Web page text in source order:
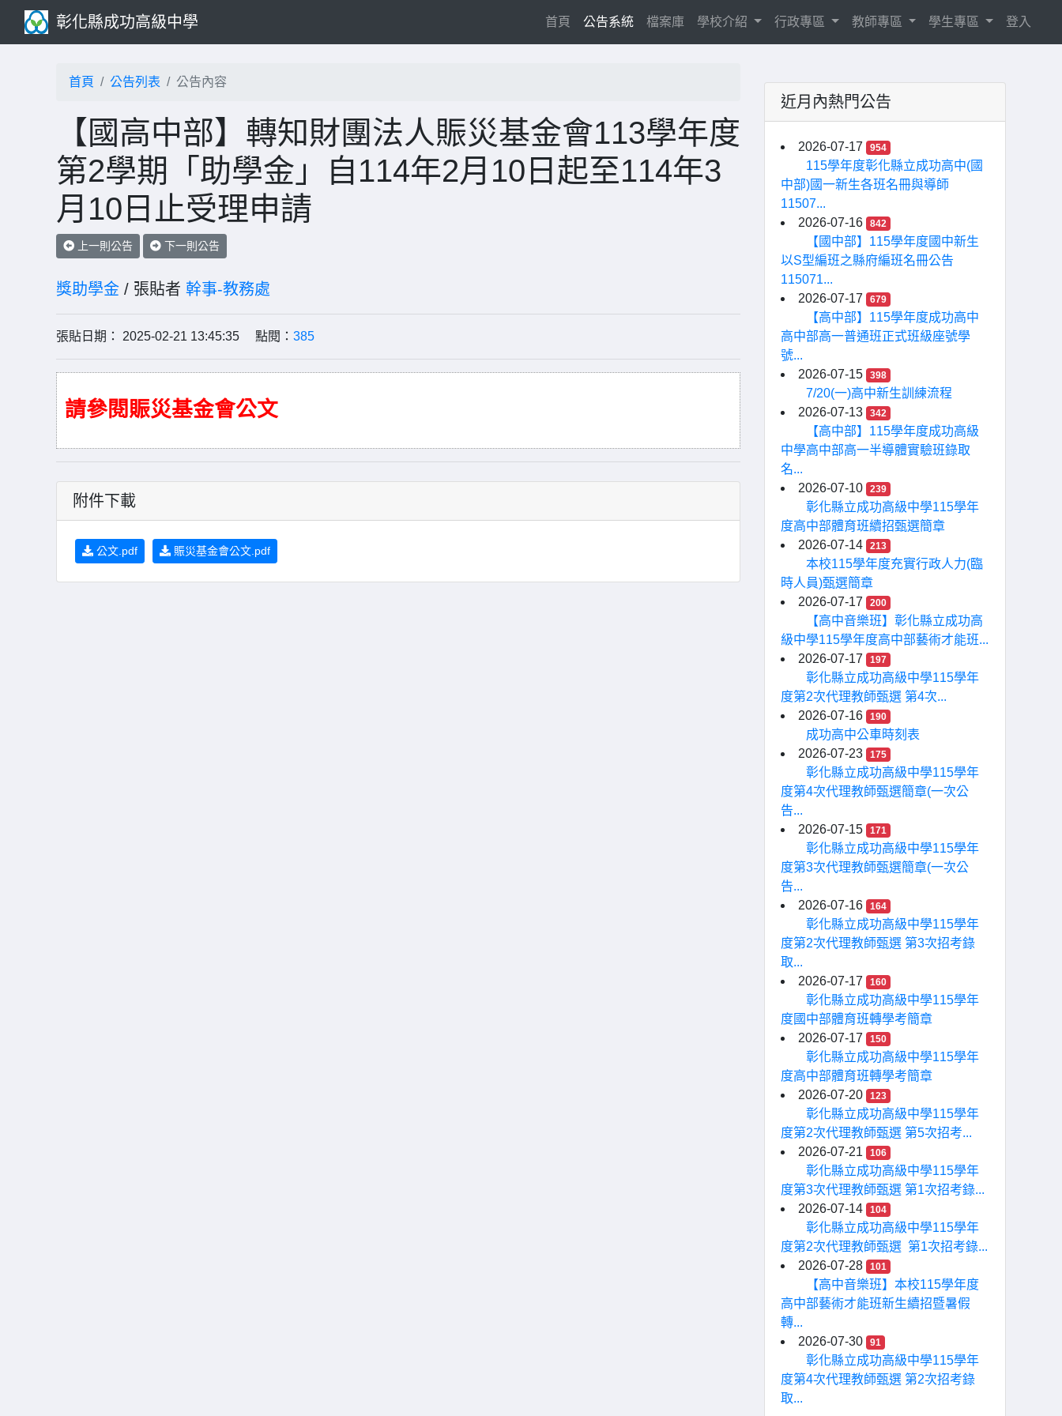
彰化縣成功高級中學 首頁 (current)
公告系統 檔案庫 學校介紹 行政專區 教師專區 學生專區 登入
首頁 公告列表 公告內容
【國高中部】轉知財團法人賑災基金會113學年度
第2學期「助學金」自114年2月10日起至114年3
月10日止受理申請
上一則公告 下一則公告
獎助學金 / 張貼者 幹事-教務處
張貼日期： 2025-02-21 13:45:35 點閱： 385
請參閱賑災基金會公文
附件下載
公文.pdf 賑災基金會公文.pdf
近月內熱門公告
2026-07-17 954
115學年度彰化縣立成功高中(國
中部)國一新生各班名冊與導師
11507...
2026-07-16
842
【國中部】115學年度國中新生
以S型編班之縣府編班名冊公告
115071...
2026-07-17
679
【高中部】115學年度成功高中
高中部高一普通班正式班級座號學
號...
2026-07-15
398
7/20(一)高中新生訓練流程
2026-07-13
342
【高中部】115學年度成功高級
中學高中部高一半導體實驗班錄取
名...
2026-07-10
239
彰化縣立成功高級中學115學年
度高中部體育班續招甄選簡章
2026-07-14
213
本校115學年度充實行政人力(臨
時人員)甄選簡章
2026-07-17
200
【高中音樂班】彰化縣立成功高
級中學115學年度高中部藝術才能班...
2026-07-17
197
彰化縣立成功高級中學115學年
度第2次代理教師甄選 第4次...
2026-07-16
190
成功高中公車時刻表
2026-07-23
175
彰化縣立成功高級中學115學年
度第4次代理教師甄選簡章(一次公
告...
2026-07-15
171
彰化縣立成功高級中學115學年
度第3次代理教師甄選簡章(一次公
告...
2026-07-16
164
彰化縣立成功高級中學115學年
度第2次代理教師甄選 第3次招考錄
取...
2026-07-17
160
彰化縣立成功高級中學115學年
度國中部體育班轉學考簡章
2026-07-17
150
彰化縣立成功高級中學115學年
度高中部體育班轉學考簡章
2026-07-20
123
彰化縣立成功高級中學115學年
度第2次代理教師甄選 第5次招考...
2026-07-21
106
彰化縣立成功高級中學115學年
度第3次代理教師甄選 第1次招考錄...
2026-07-14
104
彰化縣立成功高級中學115學年
度第2次代理教師甄選 第1次招考錄...
2026-07-28
101
【高中音樂班】本校115學年度
高中部藝術才能班新生續招暨暑假
轉...
2026-07-30
91
彰化縣立成功高級中學115學年
度第4次代理教師甄選 第2次招考錄
取...